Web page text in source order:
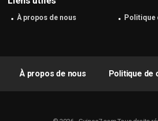
À propos de nous Politique
À propos de nous Politique de